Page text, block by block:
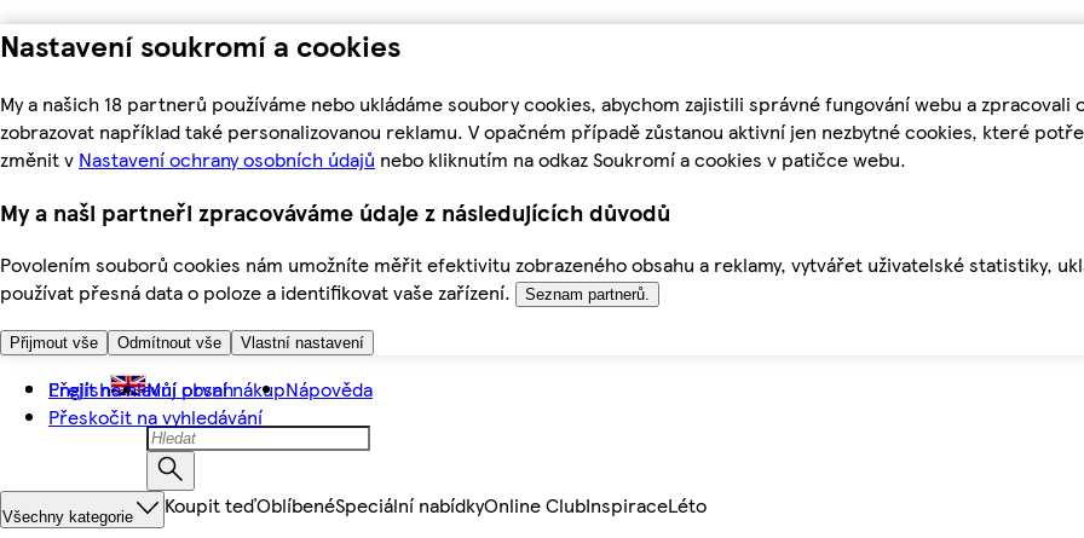
Nastavení soukromí a cookies
My a našich 18 partnerů používáme nebo ukládáme soubory cookies, abychom zajistili správné fungování webu a
zobrazovat například také personalizovanou reklamu. V opačném případě zůstanou aktivní jen nezbytné cookies, které
změnit v Nastavení ochrany osobních údajů nebo kliknutím na odkaz Soukromí a cookies v patičce webu.
My a naši partneři zpracováváme údaje z následujících důvodů
Povolením souborů cookies nám umožníte měřit efektivitu zobrazeného obsahu a reklamy, vytvářet uživatelské statistiky,
používat přesná data o poloze a identifikovat vaše zařízení.
Seznam partnerů.
Přijmout vše Odmítnout vše Vlastní nastavení
Přejít na hlavní obsah
Přeskočit na vyhledávání
English Můj první nákupNápověda
Všechny kategorie Koupit teďOblíbenéSpeciální nabídkyOnline ClubInspiraceLéto